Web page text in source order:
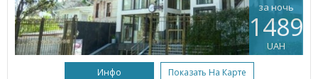
за ночь
1489
UAH
Инфо Показать На Карте